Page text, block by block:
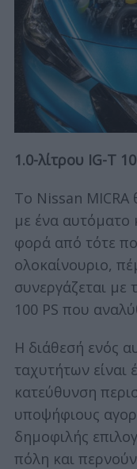
1.0-λίτρου IG-T
Το Nissan MICRA
με ένα αυτόματο
φορά από τότε
ολοκαίνουριο,
συνεργάζεται με
100 PS που
Η διάθεσή ενός
ταχυτήτων είναι
κατεύθυνση
υποψήφιους
δημοφιλής
πόλη και